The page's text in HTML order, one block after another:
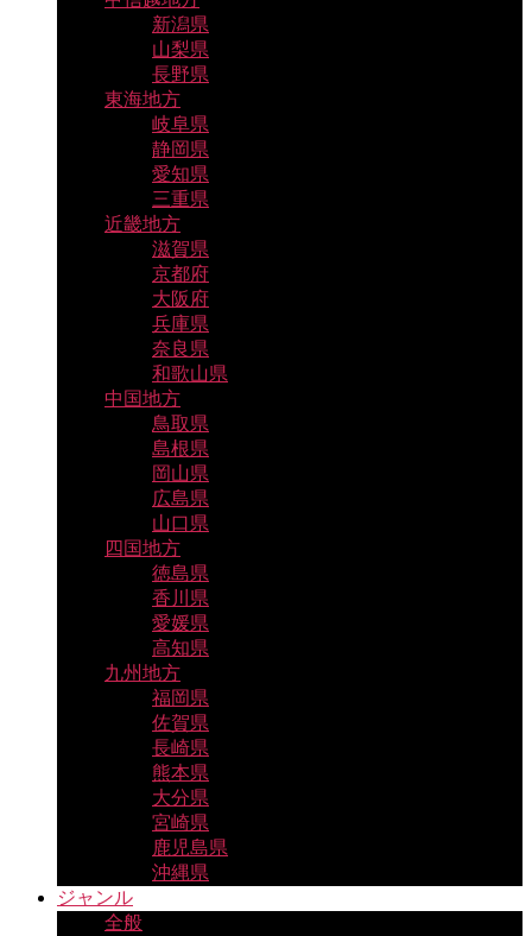
新潟県
山梨県
長野県
東海地方
岐阜県
静岡県
愛知県
三重県
近畿地方
滋賀県
京都府
大阪府
兵庫県
奈良県
和歌山県
中国地方
鳥取県
島根県
岡山県
広島県
山口県
四国地方
徳島県
香川県
愛媛県
高知県
九州地方
福岡県
佐賀県
長崎県
熊本県
大分県
宮崎県
鹿児島県
沖縄県
ジャンル
全般